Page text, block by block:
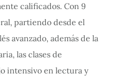
calificados. Con 9
partiendo desde el
avanzado, además de la
las clases de
intensivo en lectura y